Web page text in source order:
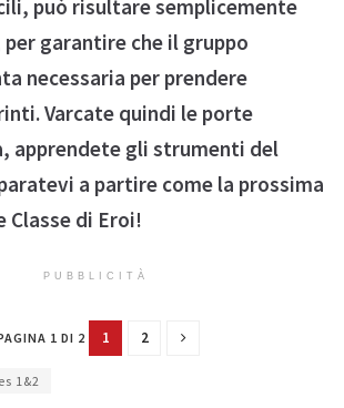
può risultare semplicemente
garantire che il gruppo
necessaria per prendere
Varcate quindi le porte
apprendete gli strumenti del
a partire come la prossima
di Eroi!
PUBBLICITÀ
1 DI 2 1 2
1&2